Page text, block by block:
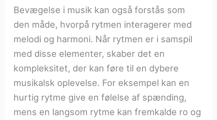
Bevægelse i musik kan også forstås som
den måde, hvorpå rytmen interagerer med
melodi og harmoni. Når rytmen er i samspil
med disse elementer, skaber det en
kompleksitet, der kan føre til en dybere
musikalsk oplevelse. For eksempel kan en
hurtig rytme give en følelse af spænding,
mens en langsom rytme kan fremkalde ro og